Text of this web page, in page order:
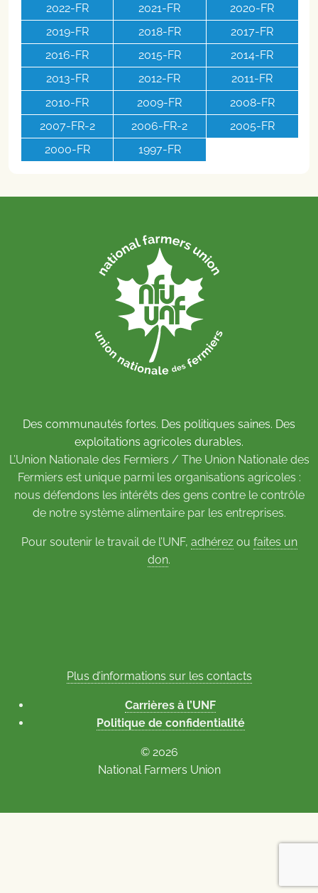
2022-FR
2021-FR
2020-FR
2019-FR
2018-FR
2017-FR
2016-FR
2015-FR
2014-FR
2013-FR
2012-FR
2011-FR
2010-FR
2009-FR
2008-FR
2007-FR-2
2006-FR-2
2005-FR
2000-FR
1997-FR
Des communautés fortes. Des politiques saines. Des
exploitations agricoles durables.
L’Union Nationale des Fermiers / The Union Nationale des
Fermiers est unique parmi les organisations agricoles :
nous défendons les intérêts des gens contre le contrôle
de notre système alimentaire par les entreprises.
Pour soutenir le travail de l’UNF, adhérezou faites un
don.
Plus d’informations sur les contacts
Carrières à l’UNF
Politique de confidentialité
© 2026
National Farmers Union